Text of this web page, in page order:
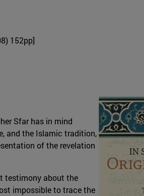
152pp]
Sfar has in mind
and the Islamic tradition,
of the revelation
testimony about the
impossible to trace the